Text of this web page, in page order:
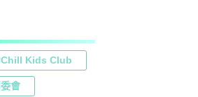
Kids Club
會